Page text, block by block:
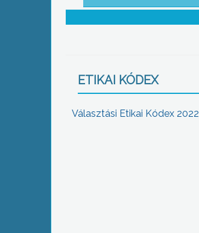
ETIKAI KÓDEX
Választási Etikai Kódex 2022